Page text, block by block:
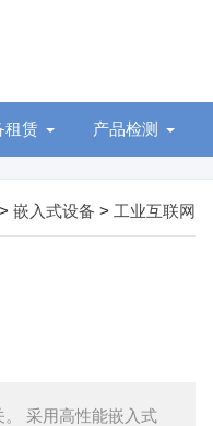
租赁 产品检测
> 嵌入式设备 > 工业互联网
采用高性能嵌入式